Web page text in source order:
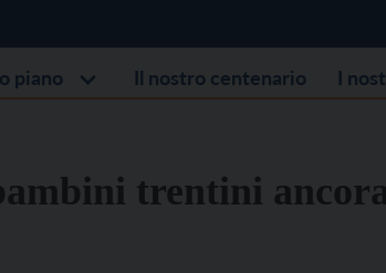
piano Il nostro centenario I
trentini